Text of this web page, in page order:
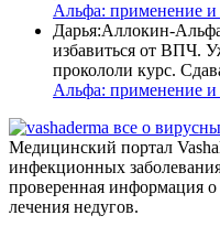
Альфа: применение
Дарья:Аллокин-
избавиться от ВПЧ.
прокололи курс.
Альфа: применение
все о
Медицинский портал
инфекционных
проверенная информация
лечения недугов.